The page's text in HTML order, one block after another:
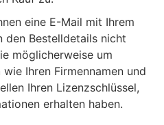
eine E-Mail mit Ihrem
den Bestelldetails nicht
möglicherweise um
Ihren Firmennamen und
Ihren Lizenzschlüssel,
erhalten haben.